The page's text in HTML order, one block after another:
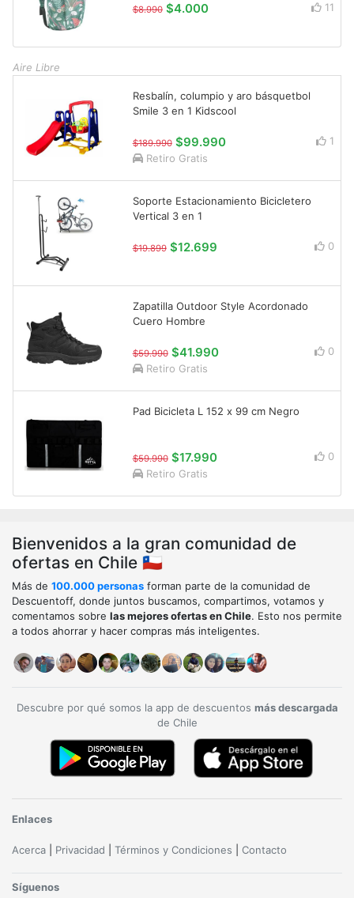
$8.990 $4.000 11
Aire Libre
Resbalín, columpio y aro básquetbol
Smile 3 en 1 Kidscool
$189.990 $99.990
1
Retiro Gratis
Soporte Estacionamiento Bicicletero
Vertical 3 en 1
$19.899 $12.699 0
Zapatilla Outdoor Style Acordonado
Cuero Hombre
$59.990 $41.990
0
Retiro Gratis
Pad Bicicleta L 152 x 99 cm Negro
$59.990 $17.990
0
Retiro Gratis
Bienvenidos a la gran comunidad de
ofertas en Chile 🇨🇱
Más de 100.000 personas forman parte de la comunidad de
Descuentoff, donde juntos buscamos, compartimos, votamos y
comentamos sobre las mejores ofertas en Chile. Esto nos permite
a todos ahorrar y hacer compras más inteligentes.
Descubre por qué somos la app de descuentos más descargada
de Chile
Enlaces
Acerca Privacidad Términos y Condiciones Contacto
Síguenos